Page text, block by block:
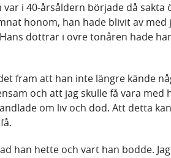
var i 40-årsåldern började då
honom, han hade blivit av
döttrar i övre tonåren hade
fram att han inte längre kände
och att jag skulle få vara med
om liv och död. Att detta
han hette och vart han bodde.